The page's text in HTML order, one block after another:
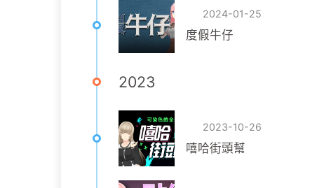
2024-01-25
度假牛仔
2023
2023-10-26
嘻哈街頭幫